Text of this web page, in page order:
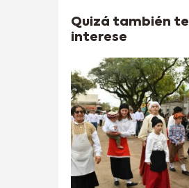
Quizá también te
interese